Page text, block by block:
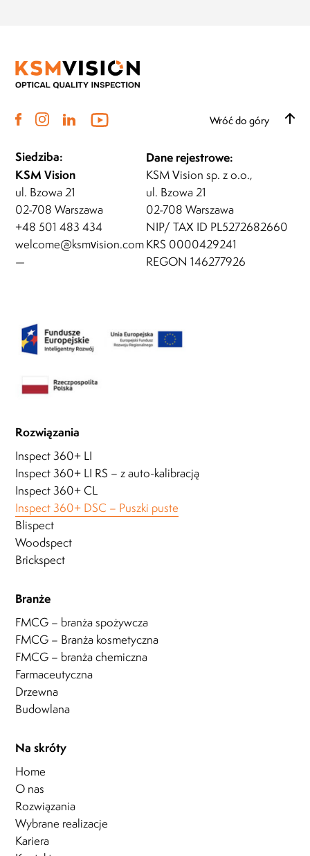
Wróć do góry
Siedziba:
KSM Vision
ul. Bzowa 21
02-708 Warszawa
+48 501 483 434
welcome@ksmvision.com
—
Dane rejestrowe:
KSM Vision sp. z o.o.,
ul. Bzowa 21
02-708 Warszawa
NIP/ TAX ID PL5272682660
KRS 0000429241
REGON 146277926
Na skróty
Home
O nas
Rozwiązania
Wybrane realizacje
Kariera
Rozwiązania
Inspect 360+ LI
Inspect 360+ LI RS – z auto-kalibracją
Inspect 360+ CL
Inspect 360+ DSC – Puszki puste
Blispect
Woodspect
Brickspect
Branże
FMCG – branża spożywcza
FMCG – Branża kosmetyczna
FMCG – branża chemiczna
Farmaceutyczna
Drzewna
Budowlana